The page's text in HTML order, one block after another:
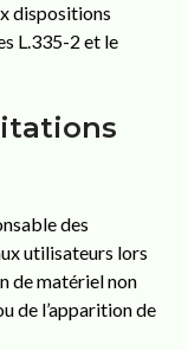
dispositions
L.335-2 et le
des
utilisateurs lors
de matériel non
de l’apparition de